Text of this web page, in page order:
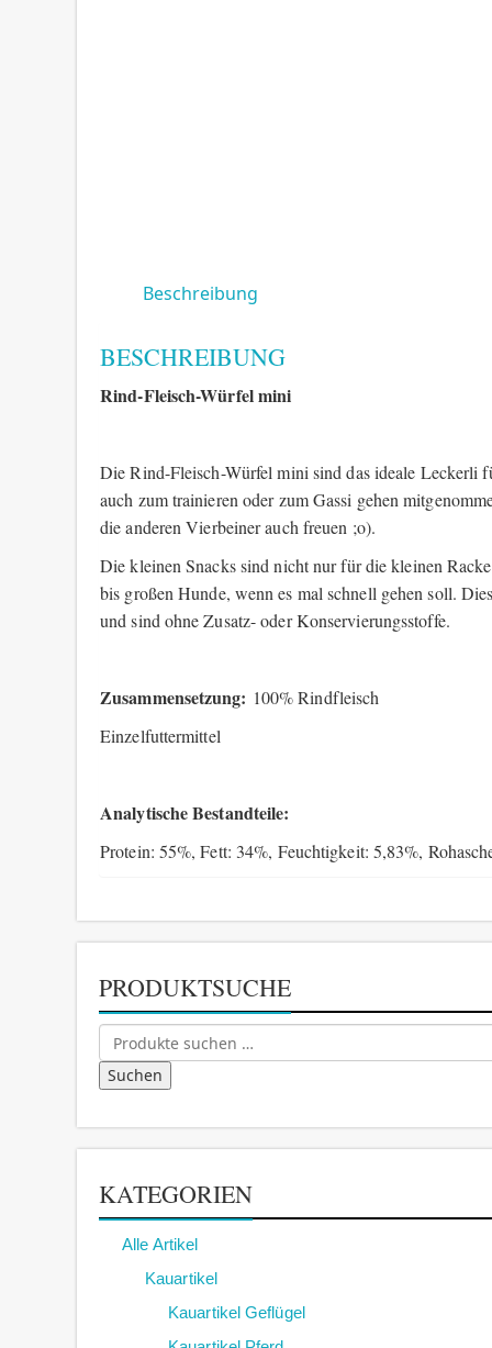
Beschreibung
BESCHREIBUNG
Rind-Fleisch-Würfel mini
Die Rind-Fleisch-Würfel mini sind das ideale Leckerli
auch zum trainieren oder zum Gassi gehen
die anderen Vierbeiner auch freuen ;o).
Die kleinen Snacks sind nicht nur für die kleinen
bis großen Hunde, wenn es mal schnell gehen soll.
und sind ohne Zusatz- oder Konservierungsstoffe.
Zusammensetzung: 100% Rindfleisch
Einzelfuttermittel
Analytische Bestandteile:
Protein: 55%, Fett: 34%, Feuchtigkeit: 5,83%,
PRODUKTSUCHE
Suchen
nach:
Suchen
KATEGORIEN
Alle Artikel
Kauartikel
Kauartikel Geflügel